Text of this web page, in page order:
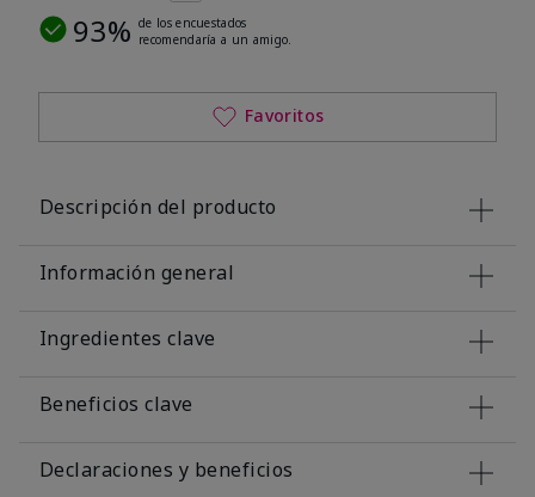
93% de los encuestados
recomendaría a un amigo.
Favoritos
Descripción del producto
Información general
Ingredientes clave
Beneficios clave
Declaraciones y beneficios